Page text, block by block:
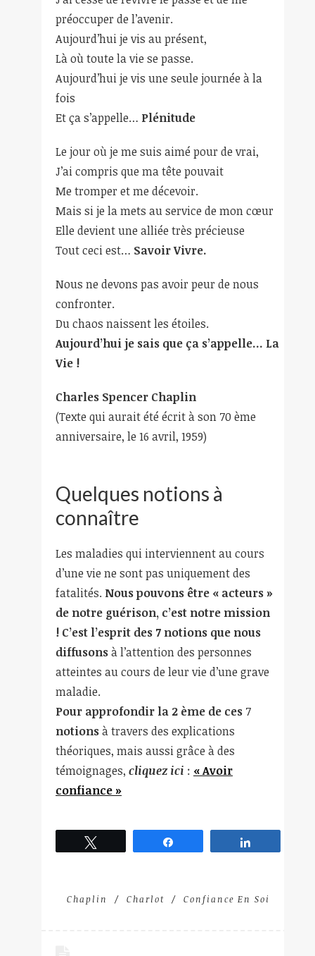
préoccuper de l’avenir.
Aujourd’hui je vis au présent,
Là où toute la vie se passe.
Aujourd’hui je vis une seule journée à la
fois
Et ça s’appelle… Plénitude
Le jour où je me suis aimé pour de vrai,
J’ai compris que ma tête pouvait
Me tromper et me décevoir.
Mais si je la mets au service de mon cœur
Elle devient une alliée très précieuse
Tout ceci est… Savoir Vivre.
Nous ne devons pas avoir peur de nous
confronter.
Du chaos naissent les étoiles.
Aujourd’hui je sais que ça s’appelle… La
Vie !
Charles Spencer Chaplin
(Texte qui aurait été écrit à son 70 ème
anniversaire, le 16 avril, 1959)
Quelques notions à
connaître
Les maladies qui interviennent au cours
d’une vie ne sont pas uniquement des
fatalités. Nous pouvons être « acteurs »
de notre guérison, c’est notre mission
! C’est l’esprit des 7 notions que nous
diffusonsà l’attention des personnes
atteintes au cours de leur vie d’une grave
maladie.
Pour approfondir la 2 ème de ces 7
notionsà travers des explications
théoriques, mais aussi grâce à des
témoignages, cliquez ici : « Avoir
confiance »
Chaplin Charlot Confiance En Soi